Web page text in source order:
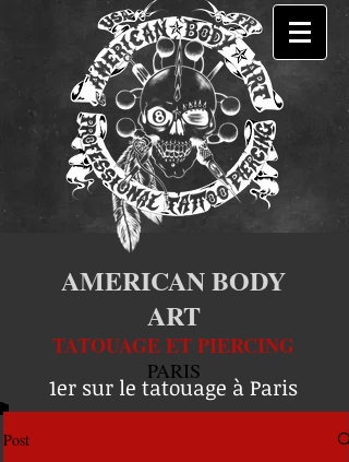
AMERICAN BODY
ART
TATOUAGE ET PIERCING
PARIS
1er sur le tatouage à Paris
Post